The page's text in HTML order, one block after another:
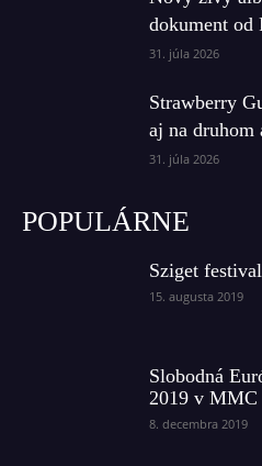
dokument od
31. júla 2026
Strawberry
aj na druhom
31. júla 2026
POPULÁRNE
Sziget
15. augusta 2019
Slobodná
2019 v MMC
8. decembra 2019